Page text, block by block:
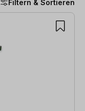
Filtern & Sortieren